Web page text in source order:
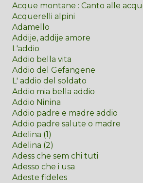
Acque montane : Canto alle
Acquerelli alpini
Adamello
Addije, addije amore
L'addio
Addio bella vita
Addio del Gefangene
L' addio del soldato
Addio mia bella addio
Addio Ninina
Addio padre e madre addio
Addio padre salute o madre
Adelina (1)
Adelina (2)
Adess che sem chi tuti
Adesso che i usa
Adeste fideles